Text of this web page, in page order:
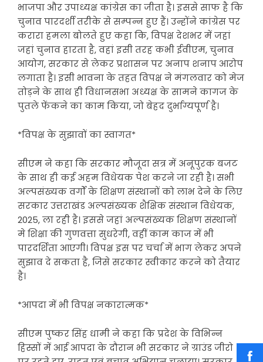
भाजपा और उपाध्यक्ष कांग्रेस का जीता है। इससे साफ है कि
चुनाव पारदर्शी तरीके से सम्पन्न हुए हैं। उन्होंने कांग्रेस पर
करारा हमला बोलते हुए कहा कि, विपक्ष देशभर में जहां
जहां चुनाव हारता है, वहां इसी तरह कभी ईवीएम, चुनाव
आयोग, सरकार से लेकर प्रशासन पर अनाप शनाप आरोप
लगाता है। इसी भावना के तहत विपक्ष ने मंगलवार को मेज
तोड़ने के साथ ही विधानसभा अध्यक्ष के सामने कागज के
पुतले फेंकने का काम किया, जो बेहद दुर्भाग्यपूर्ण है।
*विपक्ष के सुझावों का स्वागत*
सीएम ने कहा कि सरकार मौजूदा सत्र में अनूपुरक बजट
के साथ ही कई अहम विधेयक पेश करने जा रही है। सभी
अल्पसंख्यक वर्गों के शिक्षण संस्थानों को लाभ देने के लिए
सरकार उत्तराखंड अल्पसंख्यक शैक्षिक संस्थान विधेयक,
2025, ला रही है। इससे जहां अल्पसंख्यक शिक्षण संस्थानों
मे शिक्षा की गुणवत्ता सुधरेगी, वहीं काम काज में भी
पारदर्शिता आएगी। विपक्ष इस पर चर्चा में भाग लेकर अपने
सुझाव दे सकता है, जिसे सरकार स्वीकार करने को तैयार
है।
*आपदा में भी विपक्ष नकारात्मक*
सीएम पुष्कर सिंह धामी ने कहा कि प्रदेश के विभिन्न
हिस्सों में आई आपदा के दौरान भी सरकार ने ग्राउंड जीरो